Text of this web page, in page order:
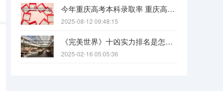
今年重庆高考本科录取率 重庆高考一本录取率
2025-08-12 09:48:15
《完美世界》十凶实力排名是怎样的?（求在四川成都市二本的大学（理科）排名，及大概录取分数。）
2025-02-16 05:05:36